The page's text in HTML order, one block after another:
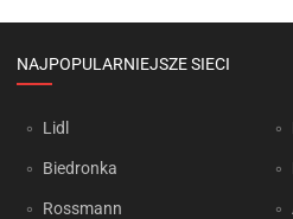
NAJPOPULARNIEJSZE SIECI
Lidl
Biedronka
Rossmann